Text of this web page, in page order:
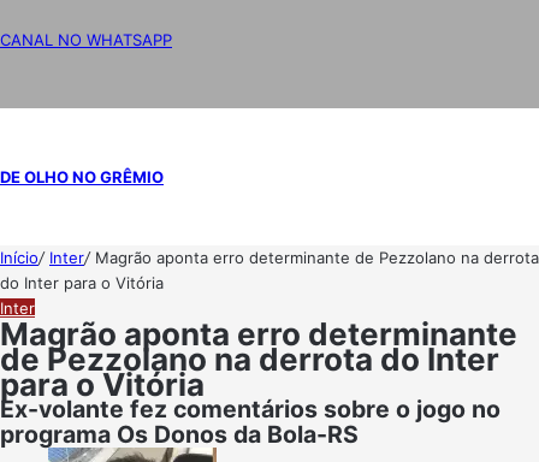
CANAL NO WHATSAPP
DE OLHO NO GRÊMIO
Início/ Inter/ Magrão aponta erro determinante de Pezzolano na derrota
do Inter para o Vitória
Inter
Magrão aponta erro determinante
de Pezzolano na derrota do Inter
para o Vitória
Ex-volante fez comentários sobre o jogo no
programa Os Donos da Bola-RS